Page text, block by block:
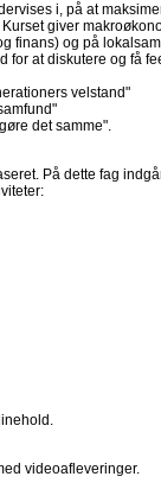
i, på at
giver
finans) og på
for at diskutere og få
velstand"
det samme".
På dette fag
videoafleveringer.